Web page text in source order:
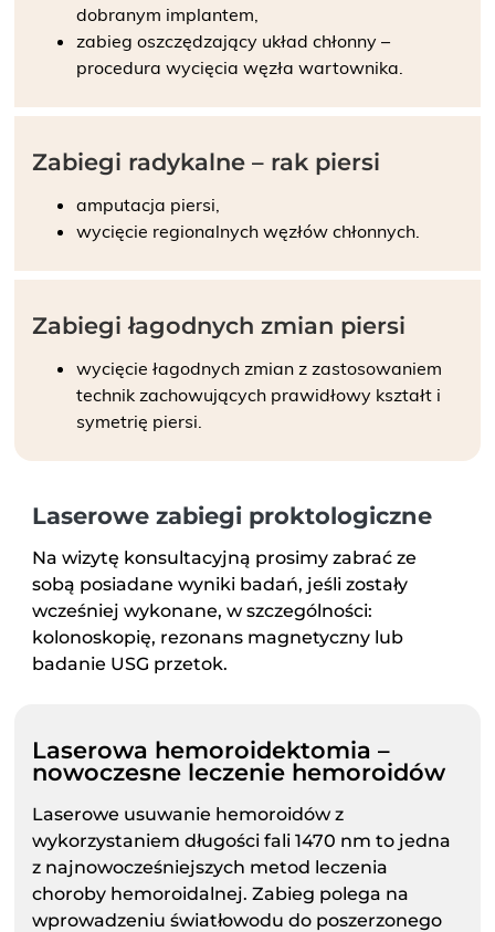
dobranym implantem,
zabieg oszczędzający układ chłonny –
procedura wycięcia węzła wartownika.
Zabiegi radykalne – rak piersi
amputacja piersi,
wycięcie regionalnych węzłów chłonnych.
Zabiegi łagodnych zmian piersi
wycięcie łagodnych zmian z zastosowaniem
technik zachowujących prawidłowy kształt i
symetrię piersi.
Laserowe zabiegi proktologiczne
Na wizytę konsultacyjną prosimy zabrać ze
sobą posiadane wyniki badań, jeśli zostały
wcześniej wykonane, w szczególności:
kolonoskopię, rezonans magnetyczny lub
badanie USG przetok.
Laserowa hemoroidektomia –
nowoczesne leczenie hemoroidów
Laserowe usuwanie hemoroidów z
wykorzystaniem długości fali 1470 nm to jedna
z najnowocześniejszych metod leczenia
choroby hemoroidalnej. Zabieg polega na
wprowadzeniu światłowodu do poszerzonego